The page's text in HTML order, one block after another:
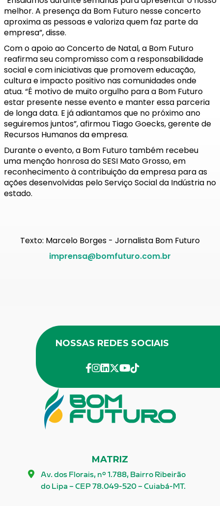
melhor. A presença da Bom Futuro nesse concerto
aproxima as pessoas e valoriza quem faz parte da
empresa”, disse.
Com o apoio ao Concerto de Natal, a Bom Futuro
reafirma seu compromisso com a responsabilidade
social e com iniciativas que promovem educação,
cultura e impacto positivo nas comunidades onde
atua. “É motivo de muito orgulho para a Bom Futuro
estar presente nesse evento e manter essa parceria
de longa data. E já adiantamos que no próximo ano
seguiremos juntos”, afirmou Tiago Goecks, gerente de
Recursos Humanos da empresa.
Durante o evento, a Bom Futuro também recebeu
uma menção honrosa do SESI Mato Grosso, em
reconhecimento à contribuição da empresa para as
ações desenvolvidas pelo Serviço Social da Indústria no
estado.
Texto: Marcelo Borges - Jornalista Bom Futuro
imprensa@bomfuturo.com.br
MATRIZ
Av. dos Florais, nº 1.788, Bairro Ribeirão
do Lipa – CEP 78.049-520 – Cuiabá-MT.
NOSSAS REDES SOCIAIS
facebook
instagram
linkedin
twitteryoutube
Tik-Tok